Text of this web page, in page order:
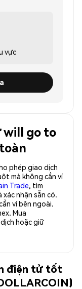
vực
will go to
phép giao dịch
mà không cần ví
Trade, tìm
xác nhận sẵn có.
ví bên ngoài.
Mua
hoặc giữ
điện tử tốt